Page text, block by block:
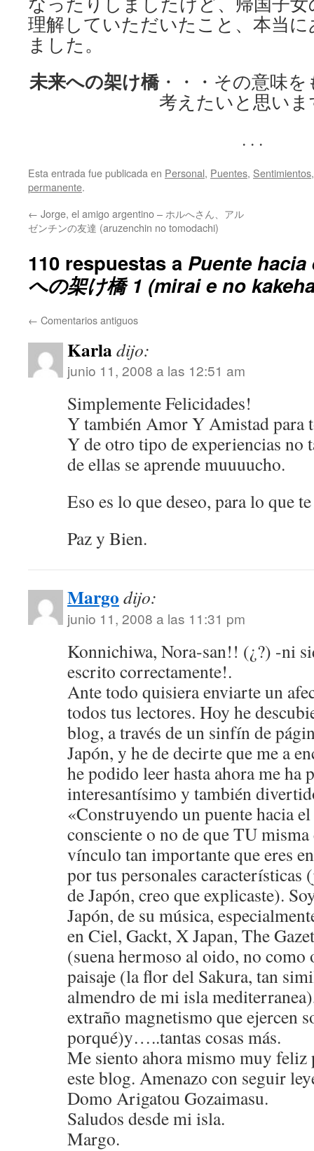
理解していただいたこと、本当
ました。
未来への架け橋・・・その意味
考えたいと思いま
. . .
Esta entrada fue publicada en Personal, Puentes, Sentimientos
permanente.
← Jorge, el amigo argentino – ホルへさん、アル
ゼンチンの友達 (aruzenchin no tomodachi)
110 respuestas a Puente
への架け橋 1 (mirai e no
← Comentarios antiguos
Karladijo:
junio 11, 2008 a las 12:51 am
Simplemente Felicidades!
Y también Amor Y Amistad para
Y de otro tipo de experiencias no
de ellas se aprende muuuucho.
Eso es lo que deseo, para lo que
Paz y Bien.
Margo dijo:
junio 11, 2008 a las 11:31 pm
Konnichiwa, Nora-san!! (¿?) -ni
escrito correctamente!.
Ante todo quisiera enviarte un
todos tus lectores. Hoy he
blog, a través de un sinfín de
Japón, y he de decirte que me a
he podido leer hasta ahora me ha
interesantísimo y también
«Construyendo un puente hacia
consciente o no de que TU misma
vínculo tan importante que eres
por tus personales características
de Japón, creo que explicaste).
Japón, de su música,
en Ciel, Gackt, X Japan, The
(suena hermoso al oido, no
paisaje (la flor del Sakura, tan
almendro de mi isla
extraño magnetismo que ejercen
porqué)y…..tantas cosas más.
Me siento ahora mismo muy feliz
este blog. Amenazo con seguir
Domo Arigatou Gozaimasu.
Saludos desde mi isla.
Margo.